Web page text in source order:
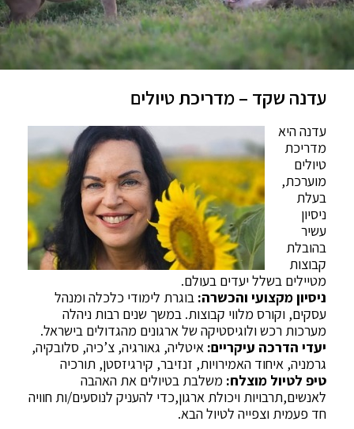
עדנה שקד – מדריכת טיולים
עדנה היא
מדריכת
טיולים
מוערכת,
בעלת
ניסיון
עשיר
בהובלת
קבוצות
מטיילים בשלל יעדים בעולם.
ניסיון מקצועי והכשרה:בוגרת לימודי כלכלה ומנהל
עסקים, וקורס מלווי קבוצות. במשך שנים רבות ניהלה
מערכות רכש ולוגיסטיקה של ארגונים מהגדולים בישראל.
יעדי הדרכה עיקריים: איטליה, גאורגיה, צ’כיה, סלובקיה,
גרמניה, איחוד האמירויות, זנזיבר, קירגיזסטן, תורכיה
טיפ לטיול מוצלח: משלבת בטיולים את האהבה
לאנשים,תרבויות ויכולת ארגון,כדי להעניק לנוסעים/ות חוויה
חד פעמית וצפייה לטיול הבא.